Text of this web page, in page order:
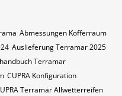
Abmessungen Kofferraum
Auslieferung Terramar 2025
Terramar
CUPRA Konfiguration
Terramar Allwetterreifen